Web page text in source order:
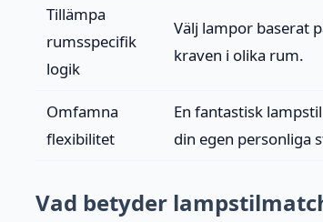
Tillämpa
rumsspecifik
logik
Välj lampor baserat
kraven i olika rum.
Omfamna
flexibilitet
En fantastisk
din egen personliga
Vad betyder